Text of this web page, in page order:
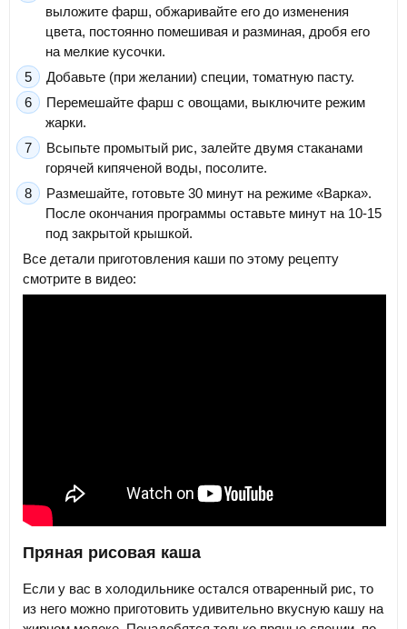
выложите фарш, обжаривайте его до изменения
цвета, постоянно помешивая и разминая, дробя его
на мелкие кусочки.
Добавьте (при желании) специи, томатную пасту.
Перемешайте фарш с овощами, выключите режим
жарки.
Всыпьте промытый рис, залейте двумя стаканами
горячей кипяченой воды, посолите.
Размешайте, готовьте 30 минут на режиме «Варка».
После окончания программы оставьте минут на 10-15
под закрытой крышкой.
Все детали приготовления каши по этому рецепту
смотрите в видео:
Пряная рисовая каша
Если у вас в холодильнике остался отваренный рис, то
из него можно приготовить удивительно вкусную кашу на